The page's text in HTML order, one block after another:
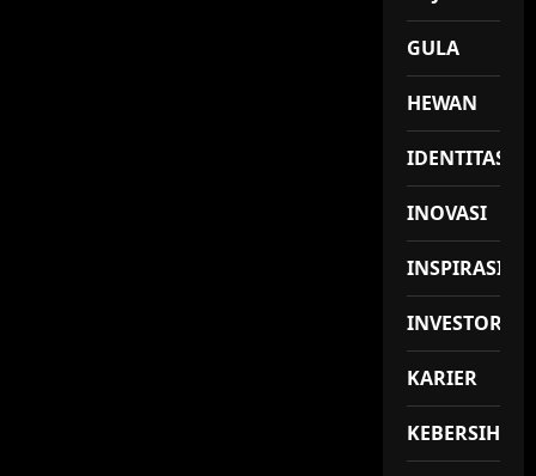
GULA
HEWAN
IDENTITAS
INOVASI
INSPIRASI
INVESTOR
KARIER
KEBERSIHAN